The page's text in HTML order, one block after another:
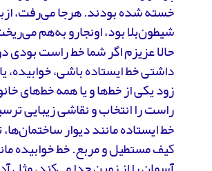
خسته شده بودند. هرجا می‌رفت،
شیطون‌بلا بود، اونجارو به‌هم
حالا عزیزم اگر شما خط راست
داشتی خط ایستاده باشی، خوابیده،
زود یکی از خط‌ها و یا همه خط‌های
راست را انتخاب و نقاشی زیبایی
خط ایستاده مانند دیوار
کیف مستطیل و مربع. خط خوابیده